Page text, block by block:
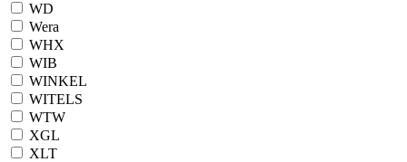
WD
Wera
WHX
WIB
WINKEL
WITELS
WTW
XGL
XLT